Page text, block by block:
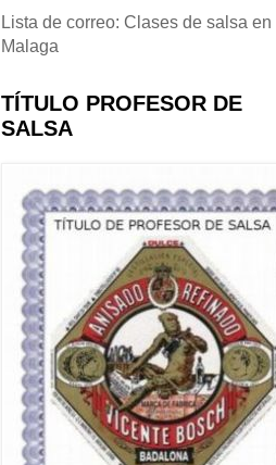
Lista de correo: Clases de salsa en
Malaga
TÍTULO PROFESOR DE
SALSA